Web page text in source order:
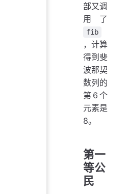
部又调
用了
fib
，计算
得到斐
波那契
数列的
第6个
元素是
8。
第一
等公
民